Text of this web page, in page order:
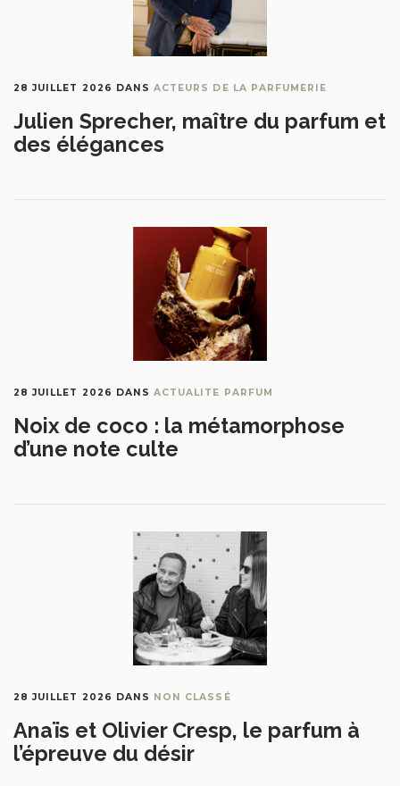
28 JUILLET 2026 DANSACTEURS DE LA PARFUMERIE
Julien Sprecher, maître du parfum et
des élégances
28 JUILLET 2026 DANSACTUALITE PARFUM
Noix de coco : la métamorphose
d’une note culte
28 JUILLET 2026 DANS NON CLASSÉ
Anaïs et Olivier Cresp, le parfum à
l’épreuve du désir